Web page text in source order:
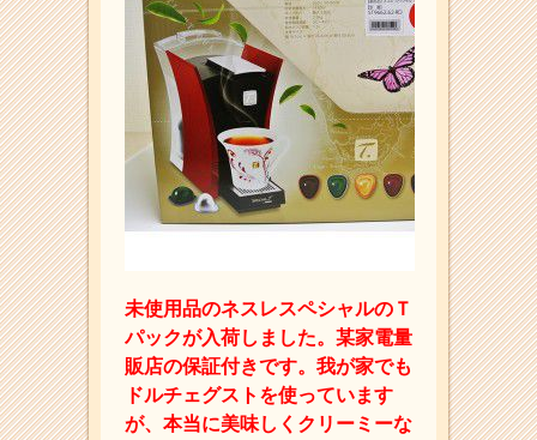
未使用品のネスレスペシャルのＴ
パックが入荷しました。某家電量
販店の保証付きです。我が家でも
ドルチェグストを使っています
が、本当に美味しくクリーミーな